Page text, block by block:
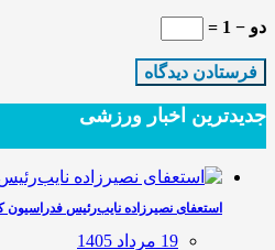
دو − 1 =
جدیدترین‌ اخبار ورزشی
استعفای نصیرزاده نایب‌رئیس
19 مرداد 1405